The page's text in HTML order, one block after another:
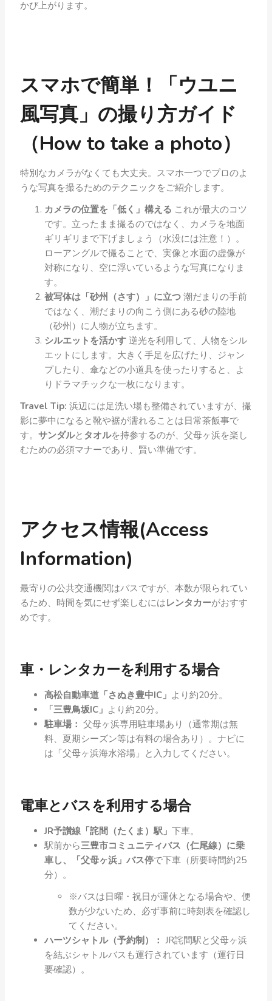
かび上がります。
スマホで簡単！「ウユニ
風写真」の撮り方ガイド
（How to take a photo）
特別なカメラがなくても大丈夫。スマホ一つでプロのよ
うな写真を撮るためのテクニックをご紹介します。
カメラの位置を「低く」構える これが最大のコツ
です。立ったまま撮るのではなく、カメラを地面
ギリギリまで下げましょう（水没には注意！）。
ローアングルで撮ることで、実像と水面の虚像が
対称になり、空に浮いているような写真になりま
す。
被写体は「砂州（さす）」に立つ 潮だまりの手前
ではなく、潮だまりの向こう側にある砂の陸地
（砂州）に人物が立ちます。
シルエットを活かす 逆光を利用して、人物をシル
エットにします。大きく手足を広げたり、ジャン
プしたり、傘などの小道具を使ったりすると、よ
りドラマチックな一枚になります。
Travel Tip: 浜辺には足洗い場も整備されていますが、撮
影に夢中になると靴や裾が濡れることは日常茶飯事で
す。 サンダルと タオルを持参するのが、父母ヶ浜を楽し
むための必須マナーであり、賢い準備です。
アクセス情報(Access
Information)
最寄りの公共交通機関はバスですが、本数が限られてい
るため、時間を気にせず楽しむにはレンタカーがおすす
めです。
車・レンタカーを利用する場合
高松自動車道「さぬき豊中IC」 より約20分。
「三豊鳥坂IC」 より約20分。
駐車場： 父母ヶ浜専用駐車場あり（通常期は無
料、夏期シーズン等は有料の場合あり）。ナビに
は「父母ヶ浜海水浴場」と入力してください。
電車とバスを利用する場合
JR予讃線「詫間（たくま）駅」 下車。
駅前から三豊市コミュニティバス（仁尾線）に乗
車し、「父母ヶ浜」バス停で下車（所要時間約25
分）。
※バスは日曜・祝日が運休となる場合や、便
数が少ないため、必ず事前に時刻表を確認し
てください。
ハーツシャトル（予約制）： JR詫間駅と父母ヶ浜
を結ぶシャトルバスも運行されています（運行日
要確認）。